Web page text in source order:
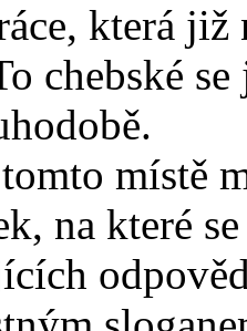
která
chebské
místě
na které